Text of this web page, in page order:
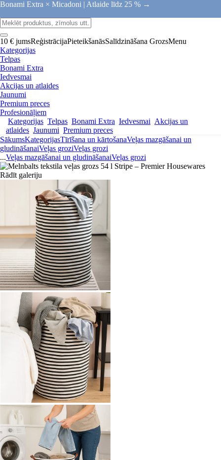
Bonami Extra × Micadoni | Atlaide līdz 25 % →
10 € jumsReģistrācijaPieteikšanāsSalīdzināšana GrozsMenu
Kategorijas
Telpas
Bonami Extra
Iedvesmai
Akcijas un atlaides
Jaunumi
Premium preces
Profesionāļiem
Kategorijas Telpas Bonami Extra Iedvesmai Akcijas un
atlaides Jaunumi Premium preces
SākumsKategorijasTīrīšana un kārtošanaVeļas mazgāšanai un
gludināšanaiVeļas groziVeļas grozi
...Veļas mazgāšanai un gludināšanaiVeļas grozi
Rādīt galeriju